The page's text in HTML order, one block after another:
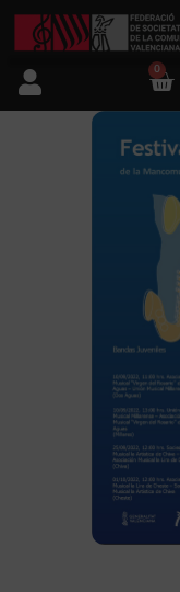
FSMCV
Áreas de gestión
Área artística
Actualidad
0